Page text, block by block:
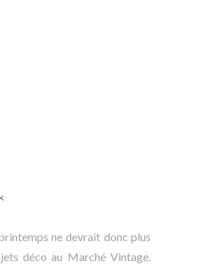
ne devrait donc plus
déco au Marché Vintage.